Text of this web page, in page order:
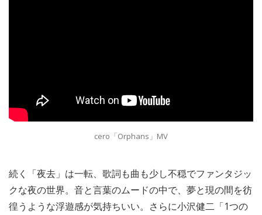
cero「Orphans」MV
続く「夜去」は一転、歌詞も曲も少し不穏でファンタジッ
クな夜の世界。音と言葉のムードの中で、夢と現の間を彷
徨うような浮遊感が気持ちいい。さらに小沢健二「1つの